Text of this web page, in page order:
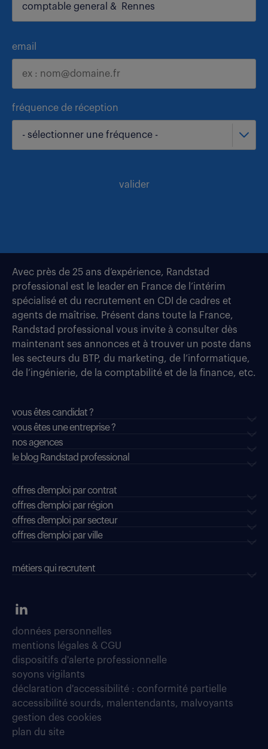
email
fréquence de réception
- sélectionner une fréquence -
valider
Avec près de 25 ans d’expérience, Randstad
professional est le leader en France de l’intérim
spécialisé et du recrutement en CDI de cadres et
agents de maîtrise. Présent dans toute la France,
Randstad professional vous invite à consulter dès
maintenant ses annonces et à trouver un poste dans
les secteurs du BTP, du marketing, de l’informatique,
de l’ingénierie, de la comptabilité et de la finance, etc.
vous êtes candidat ?
vous êtes une entreprise ?
nos agences
le blog Randstad professional
offres d'emploi par contrat
offres d'emploi par région
offres d'emploi par secteur
offres d’emploi par ville
métiers qui recrutent
données personnelles
mentions légales & CGU
dispositifs d'alerte professionnelle
soyons vigilants
déclaration d'accessibilité : conformité partielle
accessibilité sourds, malentendants, malvoyants
gestion des cookies
plan du site